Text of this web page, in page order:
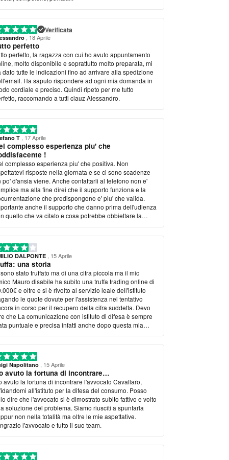
Verificata
, 18 Aprile
perfetto
perfetto, la ragazza con cui ho avuto appuntamento
molto disponibile e soprattutto molto preparata, mi
dato tutte le indicazioni fino ad arrivare alla spedizione
Ha saputo rispondere ad ogni mia domanda in
cordiale e preciso. Quindi ripeto per me tutto
raccomando a tutti ciauz Alessandro.
T , 17 Aprile
complesso esperienza piu' che
!
complesso esperienza piu' che positiva. Non
risposte nella giornata e se ci sono scadenze
po' d'ansia viene. Anche contattarli al telefono non e'
ma alla fine direi che il supporto funziona e la
che predispongono e' piu' che valida.
anche il supporto che danno prima dell'udienza
quello che va citato e cosa potrebbe obbiettare la
DALPONTE , 15 Aprile
una storia
stato truffato ma di una cifra piccola ma il mio
Mauro disabile ha subito una truffa trading online di
e oltre e si è rivolto al servizio leale dell'istituto
le quote dovute per l'assistenza nel tentativo
in corso per il recupero della cifra suddetta. Devo
che La comunicazione con istituto di difesa è sempre
puntuale e precisa infatti anche dopo questa mia
fisiologicamente lunghi e legati a fattori esterni non
dalla attività del'Istituto. per ora quindi
in attesa di una risoluzione che speriamo per
sia presto positiva.
Napolitano , 15 Aprile
avuto la fortuna di incontrare…
avuto la fortuna di incontrare l'avvocato Cavallaro,
all'istituto per la difesa del consumo. Posso
dire che l'avvocato si è dimostrato subito fattivo e volto
soluzione del problema. Siamo riusciti a spuntarla
non nella totalità ma oltre le mie aspettative.
l'avvocato e tutto il suo team.